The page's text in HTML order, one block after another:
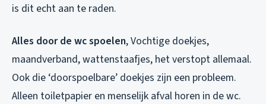
is dit echt aan te raden.
Alles door de wc spoelen, Vochtige doekjes,
maandverband, wattenstaafjes, het verstopt allemaal.
Ook die ‘doorspoelbare’ doekjes zijn een probleem.
Alleen toiletpapier en menselijk afval horen in de wc.